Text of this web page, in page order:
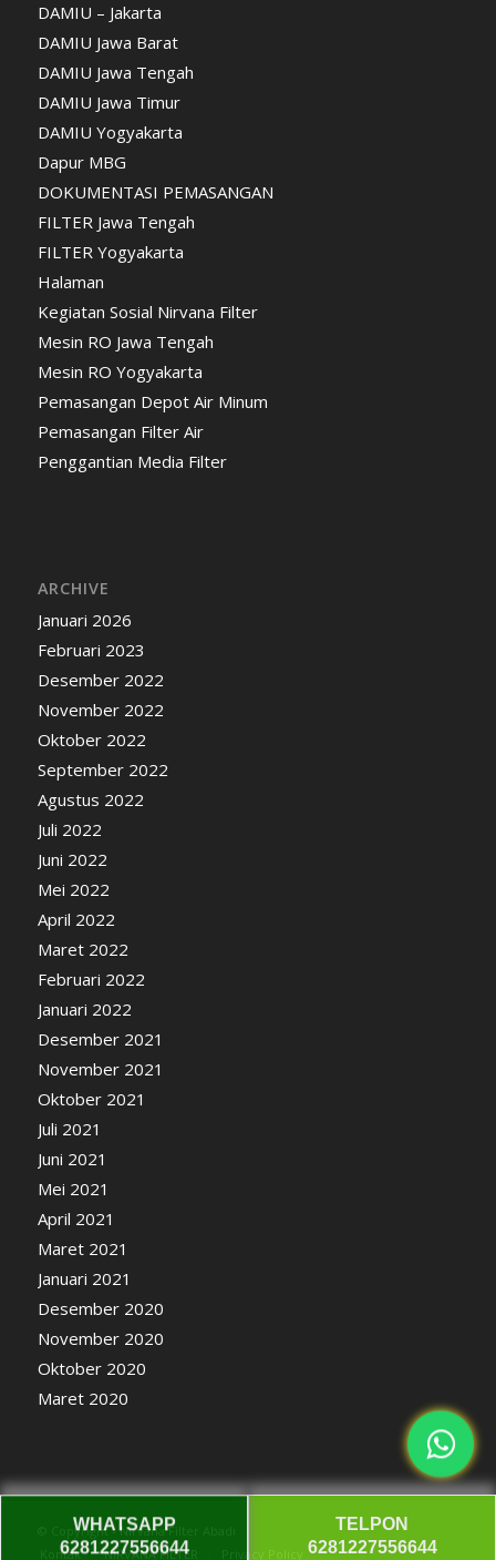
DAMIU – Jakarta
DAMIU Jawa Barat
DAMIU Jawa Tengah
DAMIU Jawa Timur
DAMIU Yogyakarta
Dapur MBG
DOKUMENTASI PEMASANGAN
FILTER Jawa Tengah
FILTER Yogyakarta
Halaman
Kegiatan Sosial Nirvana Filter
Mesin RO Jawa Tengah
Mesin RO Yogyakarta
Pemasangan Depot Air Minum
Pemasangan Filter Air
Penggantian Media Filter
ARCHIVE
Januari 2026
Februari 2023
Desember 2022
November 2022
Oktober 2022
September 2022
Agustus 2022
Juli 2022
Juni 2022
Mei 2022
April 2022
Maret 2022
Februari 2022
Januari 2022
Desember 2021
November 2021
Oktober 2021
Juli 2021
Juni 2021
Mei 2021
April 2021
Maret 2021
Januari 2021
Desember 2020
November 2020
Oktober 2020
Maret 2020
© Copyright - Nirvana Filter Abadi
Kontak
NIRVANA FILTER
TELPON
6281227556644
WHATSAPP
6281227556644